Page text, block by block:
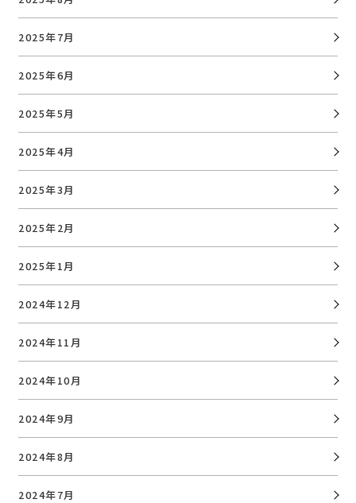
2025年7月
2025年6月
2025年5月
2025年4月
2025年3月
2025年2月
2025年1月
2024年12月
2024年11月
2024年10月
2024年9月
2024年8月
2024年7月